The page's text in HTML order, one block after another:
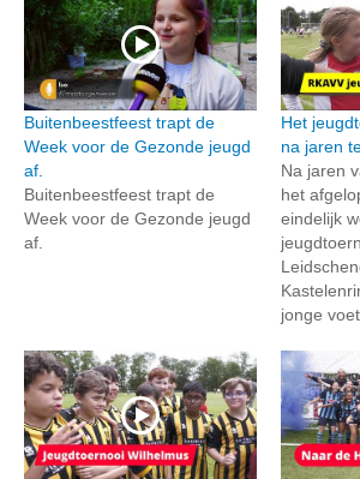
Buitenbeestfeest trapt de
Week voor de Gezonde jeugd
af.
Buitenbeestfeest trapt de
Week voor de Gezonde jeugd
af.
Het
na jaren
Na jaren
het
eindelijk
jonge